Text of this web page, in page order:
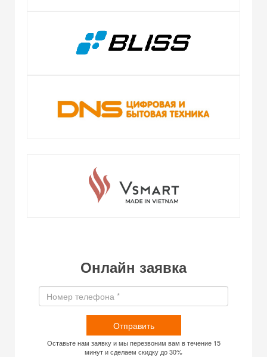
Онлайн заявка
Отправить
Оставьте нам заявку и мы перезвоним вам в течение 15
минут и сделаем скидку до 30%